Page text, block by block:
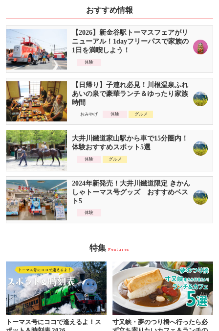
おすすめ情報
【2026】新金谷駅トーマスフェアがリ
ニューアル！1dayフリーパスで家族の
1日を満喫しよう！
体験
【日帰り】子連れ必見！川根温泉ふれ
あいの泉で豪華ランチ＆ゆったり家族
時間
おみやげ 体験 グルメ
大井川鐵道家山駅から車で15分圏内！
体験おすすめスポット5選
体験 グルメ
2024年新発売！大井川鐵道限定 きかん
しゃトーマス号グッズ おすすめベス
ト5
体験
特集 Features
トーマス号にココで逢えるよ！ス
寸又峡・夢のつり橋へ行ったら必